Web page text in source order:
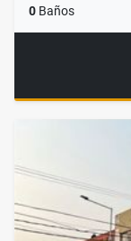
0 Baños